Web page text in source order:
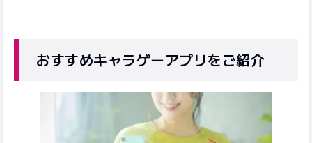
おすすめキャラゲーアプリをご紹介